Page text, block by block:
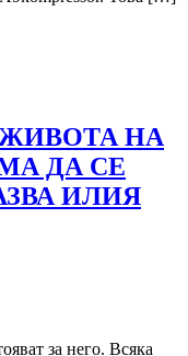
НА
ДА СЕ
ИЛИЯ
за него. Всяка